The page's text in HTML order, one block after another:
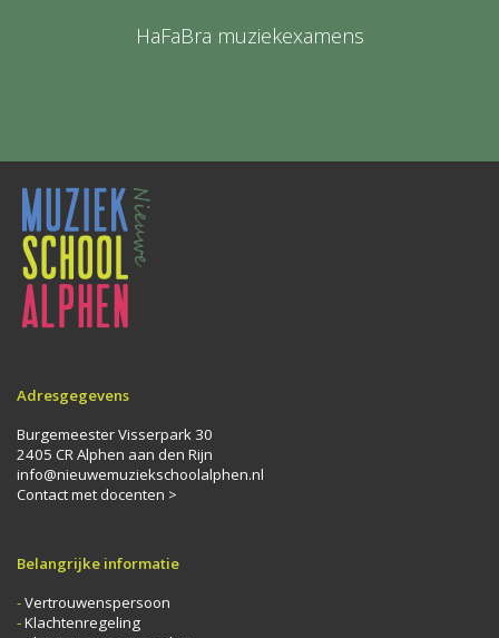
HaFaBra muziekexamens
Adresgegevens
Burgemeester Visserpark 30
2405 CR Alphen aan den Rijn
info@nieuwemuziekschoolalphen.nl
Contact met docenten >
Belangrijke informatie
-Vertrouwenspersoon
-Klachtenregeling